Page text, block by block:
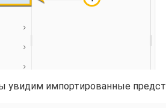
увидим импортированные